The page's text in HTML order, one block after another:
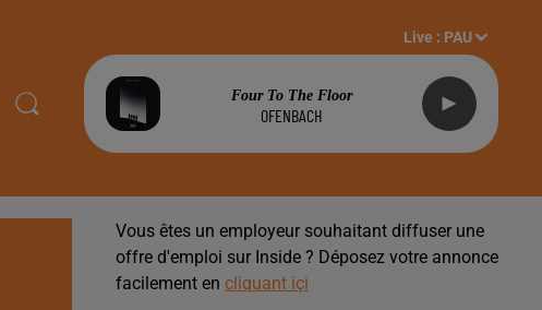
Live : PAU
Four To The Floor
OFENBACH
Vous êtes un employeur souhaitant diffuser une
offre d'emploi sur Inside ? Déposez votre annonce
facilement en cliquant içi